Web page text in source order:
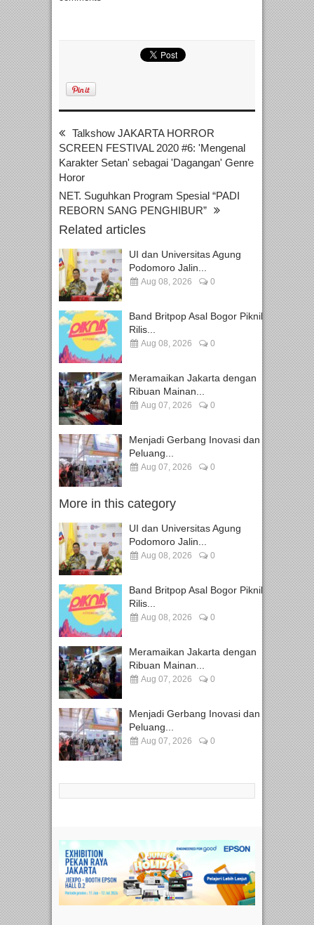
Talkshow JAKARTA HORROR
SCREEN FESTIVAL 2020 #6: 'Mengenal
Karakter Setan' sebagai 'Dagangan' Genre
Horor
NET. Suguhkan Program Spesial “PADI
REBORN SANG PENGHIBUR”
Related articles
UI dan Universitas Agung
Podomoro Jalin...
Aug 08, 2026 0
Band Britpop Asal Bogor Piknik
Rilis...
Aug 08, 2026 0
Meramaikan Jakarta dengan
Ribuan Mainan...
Aug 07, 2026 0
Menjadi Gerbang Inovasi dan
Peluang...
Aug 07, 2026 0
More in this category
UI dan Universitas Agung
Podomoro Jalin...
Aug 08, 2026 0
Band Britpop Asal Bogor Piknik
Rilis...
Aug 08, 2026 0
Meramaikan Jakarta dengan
Ribuan Mainan...
Aug 07, 2026 0
Menjadi Gerbang Inovasi dan
Peluang...
Aug 07, 2026 0